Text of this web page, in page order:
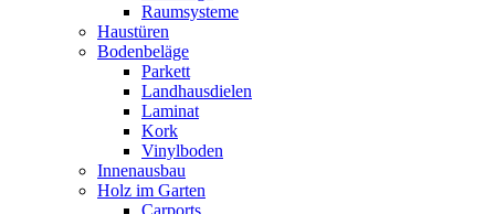
Raumsysteme
Haustüren
Bodenbeläge
Parkett
Landhausdielen
Laminat
Kork
Vinylboden
Innenausbau
Holz im Garten
Carports